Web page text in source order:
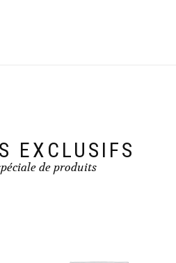
EXCLUSIFS
de produits